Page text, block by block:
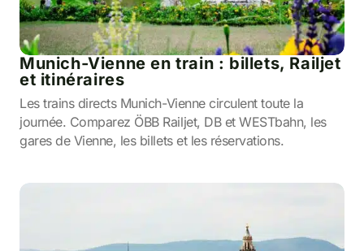
Munich-Vienne en train : billets, Railjet
et itinéraires
Les trains directs Munich-Vienne circulent toute la
journée. Comparez ÖBB Railjet, DB et WESTbahn, les
gares de Vienne, les billets et les réservations.